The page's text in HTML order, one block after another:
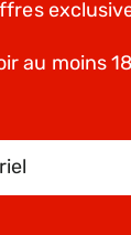
au moins